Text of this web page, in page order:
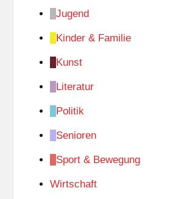
Jugend
Kinder & Familie
Kunst
Literatur
Politik
Senioren
Sport & Bewegung
Wirtschaft